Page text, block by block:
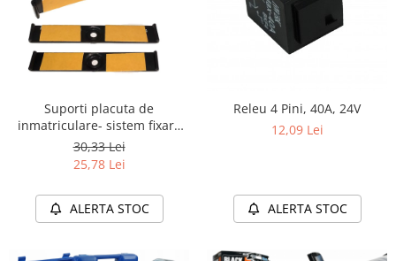
Suporti placuta de
inmatriculare- sistem fixare
puternic 4 bucati
30,33 Lei
25,78 Lei
ALERTA STOC
Releu 4 Pini, 40A, 24V
12,09 Lei
ALERTA STOC